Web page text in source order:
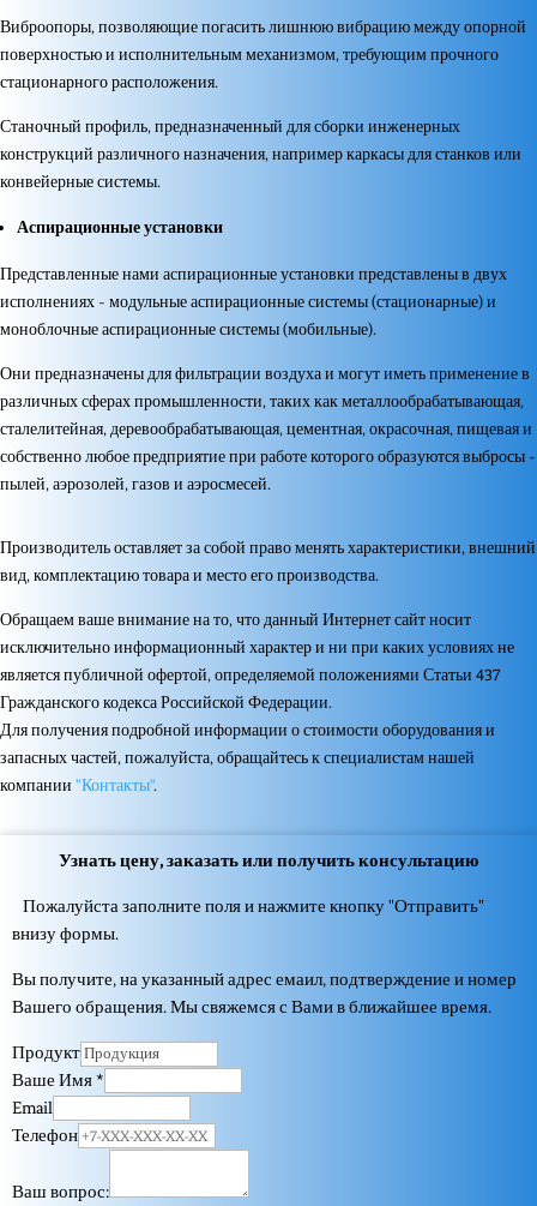
Виброопоры, позволяющие погасить лишнюю вибрацию между опорной
поверхностью и исполнительным механизмом, требующим прочного
стационарного расположения.
Станочный профиль, предназначенный для сборки инженерных
конструкций различного назначения, например каркасы для станков или
конвейерные системы.
Аспирационные установки
Представленные нами аспирационные установки представлены в двух
исполнениях - модульные аспирационные системы (стационарные) и
моноблочные аспирационные системы (мобильные).
Они предназначены для фильтрации воздуха и могут иметь применение в
различных сферах промышленности, таких как металлообрабатывающая,
сталелитейная, деревообрабатывающая, цементная, окрасочная, пищевая и
собственно любое предприятие при работе которого образуются выбросы -
пылей, аэрозолей, газов и аэросмесей.
Производитель оставляет за собой право менять характеристики, внешний
вид, комплектацию товара и место его производства.
Обращаем ваше внимание на то, что данный Интернет сайт носит
исключительно информационный характер и ни при каких условиях не
является публичной офертой, определяемой положениями Статьи 437
Гражданского кодекса Российской Федерации.
Для получения подробной информации о стоимости оборудования и
запасных частей, пожалуйста, обращайтесь к специалистам нашей
компании "Контакты".
Узнать цену, заказать или получить консультацию
Пожалуйста заполните поля и нажмите кнопку "Отправить"
внизу формы.
Вы получите, на указанный адрес емаил, подтверждение и номер
Вашего обращения. Мы свяжемся с Вами в ближайшее время.
Продукт
Ваше Имя*
Email
Телефон
Ваш вопрос: